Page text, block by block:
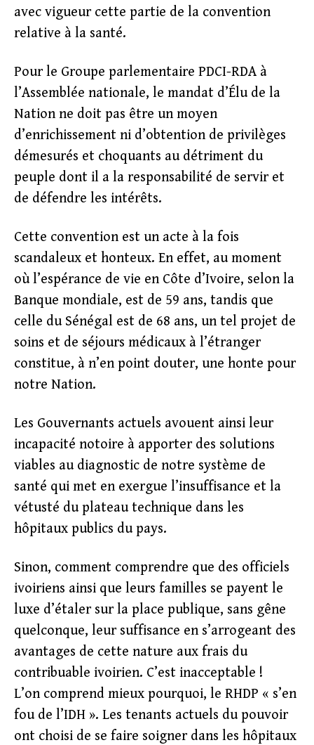
avec vigueur cette partie de la convention
relative à la santé.
Pour le Groupe parlementaire PDCI-RDA à
l’Assemblée nationale, le mandat d’Élu de la
Nation ne doit pas être un moyen
d’enrichissement ni d’obtention de privilèges
démesurés et choquants au détriment du
peuple dont il a la responsabilité de servir et
de défendre les intérêts.
Cette convention est un acte à la fois
scandaleux et honteux. En effet, au moment
où l’espérance de vie en Côte d’Ivoire, selon la
Banque mondiale, est de 59 ans, tandis que
celle du Sénégal est de 68 ans, un tel projet de
soins et de séjours médicaux à l’étranger
constitue, à n’en point douter, une honte pour
notre Nation.
Les Gouvernants actuels avouent ainsi leur
incapacité notoire à apporter des solutions
viables au diagnostic de notre système de
santé qui met en exergue l’insuffisance et la
vétusté du plateau technique dans les
hôpitaux publics du pays.
Sinon, comment comprendre que des officiels
ivoiriens ainsi que leurs familles se payent le
luxe d’étaler sur la place publique, sans gêne
quelconque, leur suffisance en s’arrogeant des
avantages de cette nature aux frais du
contribuable ivoirien. C’est inacceptable !
L’on comprend mieux pourquoi, le RHDP « s’en
fou de l’IDH ». Les tenants actuels du pouvoir
ont choisi de se faire soigner dans les hôpitaux